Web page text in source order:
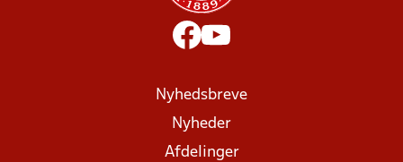
Nyhedsbreve
Nyheder
Afdelinger